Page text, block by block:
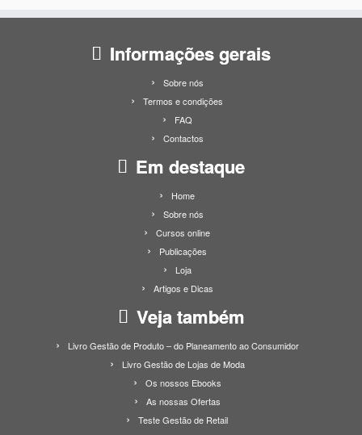
Informações gerais
Sobre nós
Termos e condições
FAQ
Contactos
Em destaque
Home
Sobre nós
Cursos online
Publicações
Loja
Artigos e Dicas
Veja também
Livro Gestão de Produto – do Planeamento ao Consumidor
Livro Gestão de Lojas de Moda
Os nossos Ebooks
As nossas Ofertas
Teste Gestão de Retail